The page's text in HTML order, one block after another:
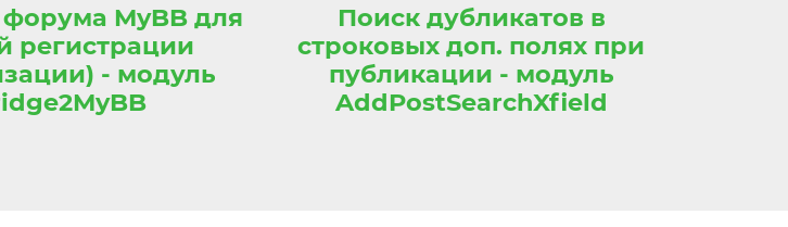
MyBB для
регистрации
- модуль
Поиск дубликатов в
строковых доп. полях при
публикации - модуль
AddPostSearchXfield